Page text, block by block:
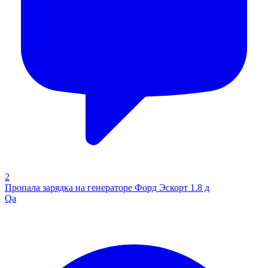
2
Пропала зарядка на генераторе Форд Эскорт 1.8 д
Qa